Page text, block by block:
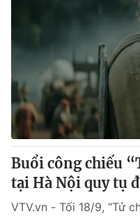
Buổi công chiếu
tại Hà Nội quy tụ
VTV.vn - Tối 18/9, “Tử